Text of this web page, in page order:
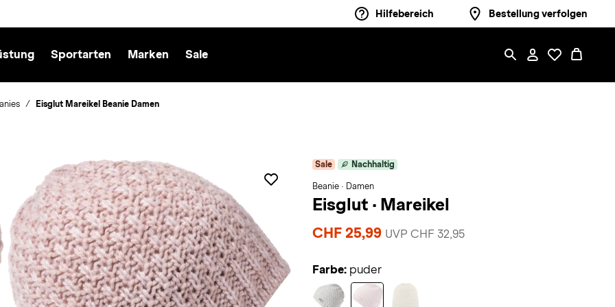
Hilfebereich Bestellung verfolgen
Sportarten Marken Sale
Eisglut Mareikel Beanie Damen
Sale Nachhaltig
Beanie · Damen
Eisglut · Mareikel
CHF 25,99 UVP CHF 32,95
Farbe: puder